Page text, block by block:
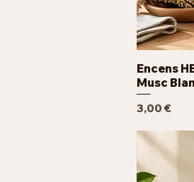
Encens
Musc
Prix
3,00 €